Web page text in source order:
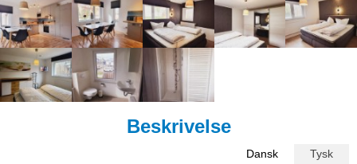
Beskrivelse
Dansk Tysk